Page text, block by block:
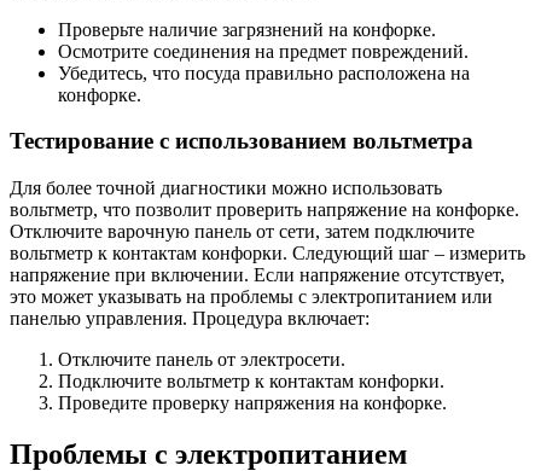
Проверьте наличие загрязнений на конфорке.
Осмотрите соединения на предмет повреждений.
Убедитесь, что посуда правильно расположена на
конфорке.
Тестирование с использованием вольтметра
Для более точной диагностики можно использовать
вольтметр, что позволит проверить напряжение на конфорке.
Отключите варочную панель от сети, затем подключите
вольтметр к контактам конфорки. Следующий шаг – измерить
напряжение при включении. Если напряжение отсутствует,
это может указывать на проблемы с электропитанием или
панелью управления. Процедура включает:
Отключите панель от электросети.
Подключите вольтметр к контактам конфорки.
Проведите проверку напряжения на конфорке.
Проблемы с электропитанием